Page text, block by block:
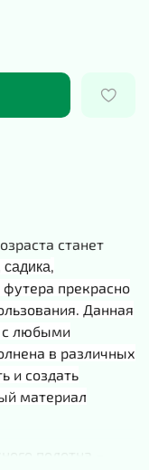
станет
садика,
футера прекрасно
Данная
с любыми
в различных
и создать
материал
полотна –